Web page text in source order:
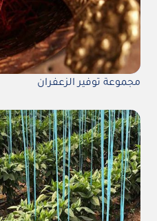
مجموعة توفير الزعفران